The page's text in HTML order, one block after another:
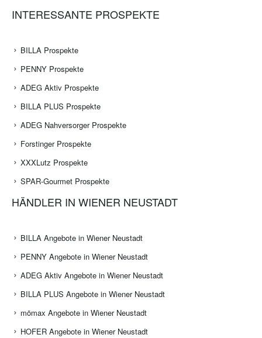
INTERESSANTE PROSPEKTE
BILLA Prospekte
PENNY Prospekte
ADEG Aktiv Prospekte
BILLA PLUS Prospekte
ADEG Nahversorger Prospekte
Forstinger Prospekte
XXXLutz Prospekte
SPAR-Gourmet Prospekte
HÄNDLER IN WIENER NEUSTADT
BILLA Angebote in Wiener Neustadt
PENNY Angebote in Wiener Neustadt
ADEG Aktiv Angebote in Wiener Neustadt
BILLA PLUS Angebote in Wiener Neustadt
mömax Angebote in Wiener Neustadt
HOFER Angebote in Wiener Neustadt